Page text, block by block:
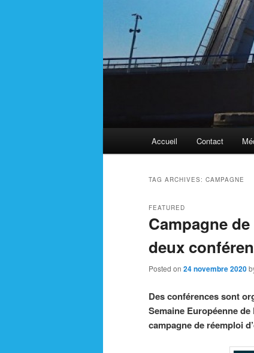
Accueil Contact
TAG ARCHIVES: CAMPAGNE
Campagne
deux
FEATURED
Posted on 24 novembre 2020
Des conférences sont
Semaine Européenne
campagne de réemploi